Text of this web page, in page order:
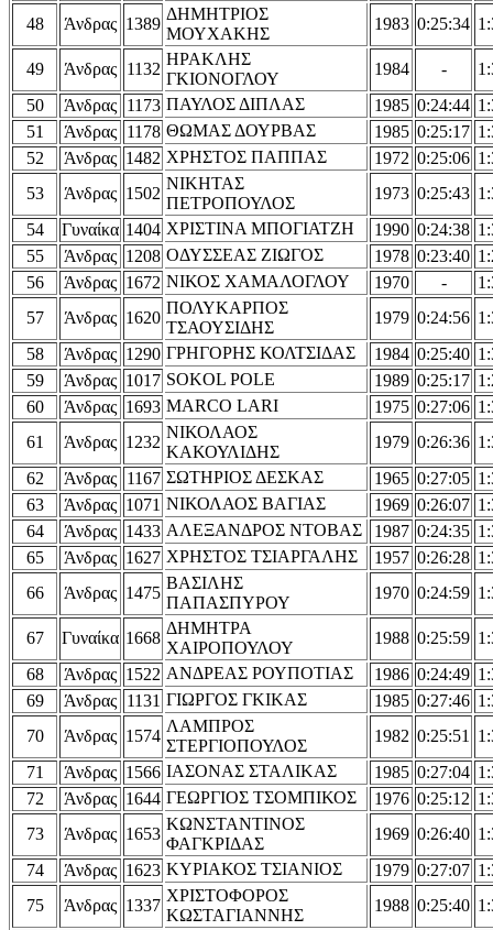
48 Άνδρας 1389
ΔΗΜΗΤΡΙΟΣ
ΜΟΥΧΑΚΗΣ
1983 0:25:34
49 Άνδρας 1132
ΗΡΑΚΛΗΣ
ΓΚΙΟΝΟΓΛΟΥ
1984 -
50
Άνδρας 1173 ΠΑΥΛΟΣ ΔΙΠΛΑΣ 1985 0:24:44
51
Άνδρας 1178 ΘΩΜΑΣ ΔΟΥΡΒΑΣ 1985 0:25:17
52
Άνδρας 1482 ΧΡΗΣΤΟΣ ΠΑΠΠΑΣ 1972 0:25:06
53
Άνδρας 1502
ΝΙΚΗΤΑΣ
ΠΕΤΡΟΠΟΥΛΟΣ
1973 0:25:43
54
Γυναίκα 1404 ΧΡΙΣΤΙΝΑ ΜΠΟΓΙΑΤΖΗ 1990 0:24:38
55
Άνδρας 1208 ΟΔΥΣΣΕΑΣ ΖΙΩΓΟΣ 1978 0:23:40
56
Άνδρας 1672 ΝΙΚΟΣ ΧΑΜΑΛΟΓΛΟΥ 1970 -
57
Άνδρας 1620
ΠΟΛΥΚΑΡΠΟΣ
ΤΣΑΟΥΣΙΔΗΣ
1979 0:24:56
58
Άνδρας 1290 ΓΡΗΓΟΡΗΣ ΚΟΛΤΣΙΔΑΣ 1984 0:25:40
59
Άνδρας 1017 SOKOL POLE 1989 0:25:17
60
Άνδρας 1693 MARCO LARI 1975 0:27:06
61
Άνδρας 1232
ΝΙΚΟΛΑΟΣ
ΚΑΚΟΥΛΙΔΗΣ
1979 0:26:36
62
Άνδρας 1167 ΣΩΤΗΡΙΟΣ ΔΕΣΚΑΣ 1965 0:27:05
63
Άνδρας 1071 ΝΙΚΟΛΑΟΣ ΒΑΓΙΑΣ 1969 0:26:07
64
Άνδρας 1433 ΑΛΕΞΑΝΔΡΟΣ ΝΤΟΒΑΣ 1987 0:24:35
65
Άνδρας 1627 ΧΡΗΣΤΟΣ ΤΣΙΑΡΓΑΛΗΣ 1957 0:26:28
66
Άνδρας 1475
ΒΑΣΙΛΗΣ
ΠΑΠΑΣΠΥΡΟΥ
1970 0:24:59
67 Γυναίκα 1668
ΔΗΜΗΤΡΑ
ΧΑΙΡΟΠΟΥΛΟΥ
1988 0:25:59
68
Άνδρας 1522 ΑΝΔΡΕΑΣ ΡΟΥΠΟΤΙΑΣ 1986 0:24:49
69
Άνδρας 1131 ΓΙΩΡΓΟΣ ΓΚΙΚΑΣ 1985 0:27:46
70
Άνδρας 1574
ΛΑΜΠΡΟΣ
ΣΤΕΡΓΙΟΠΟΥΛΟΣ
1982 0:25:51
71
Άνδρας 1566 ΙΑΣΟΝΑΣ ΣΤΑΛΙΚΑΣ 1985 0:27:04
72
Άνδρας 1644 ΓΕΩΡΓΙΟΣ ΤΣΟΜΠΙΚΟΣ 1976 0:25:12
73
Άνδρας 1653
ΚΩΝΣΤΑΝΤΙΝΟΣ
ΦΑΓΚΡΙΔΑΣ
1969 0:26:40
74
Άνδρας 1623 ΚΥΡΙΑΚΟΣ ΤΣΙΑΝΙΟΣ 1979 0:27:07
75
Άνδρας 1337
ΧΡΙΣΤΟΦΟΡΟΣ
ΚΩΣΤΑΓΙΑΝΝΗΣ
1988 0:25:40